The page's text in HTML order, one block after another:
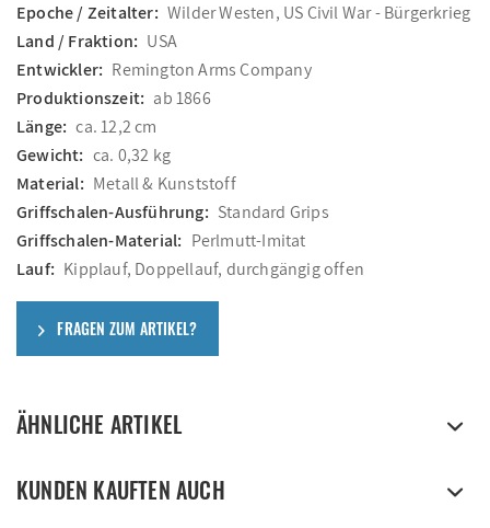
Epoche / Zeitalter: Wilder Westen, US Civil War - Bürgerkrieg
Land / Fraktion: USA
Entwickler: Remington Arms Company
Produktionszeit: ab 1866
Länge: ca. 12,2 cm
Gewicht: ca. 0,32 kg
Material: Metall & Kunststoff
Griffschalen-Ausführung: Standard Grips
Griffschalen-Material: Perlmutt-Imitat
Lauf: Kipplauf, Doppellauf, durchgängig offen
FRAGEN ZUM ARTIKEL?
ÄHNLICHE ARTIKEL
KUNDEN KAUFTEN AUCH